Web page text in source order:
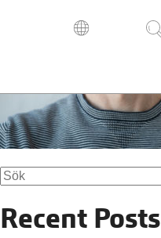
Recent Posts